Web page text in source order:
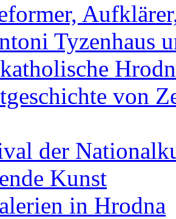
Tyzenhaus
von
der
Kunst
in Hrodna